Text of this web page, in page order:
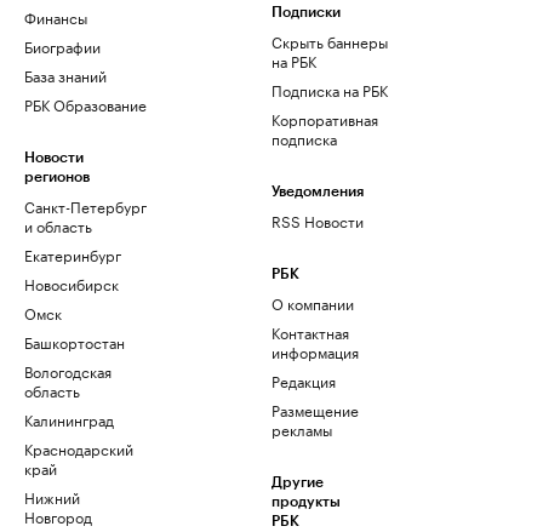
Финансы
Биографии
База знаний
РБК Образование
Новости
регионов
Санкт-Петербург
и область
Екатеринбург
Новосибирск
Омск
Башкортостан
Вологодская
область
Калининград
Краснодарский
край
Нижний
Новгород
Подписки
Скрыть баннеры
на РБК
Подписка на РБК
Корпоративная
подписка
Уведомления
RSS Новости
РБК
О компании
Контактная
информация
Редакция
Размещение
рекламы
Другие
продукты
РБК